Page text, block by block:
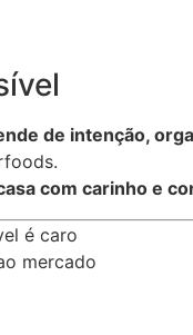
de intenção,
com carinho e
é caro
mercado